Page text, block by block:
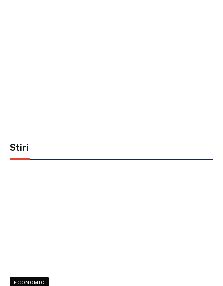
Stiri
ECONOMIC